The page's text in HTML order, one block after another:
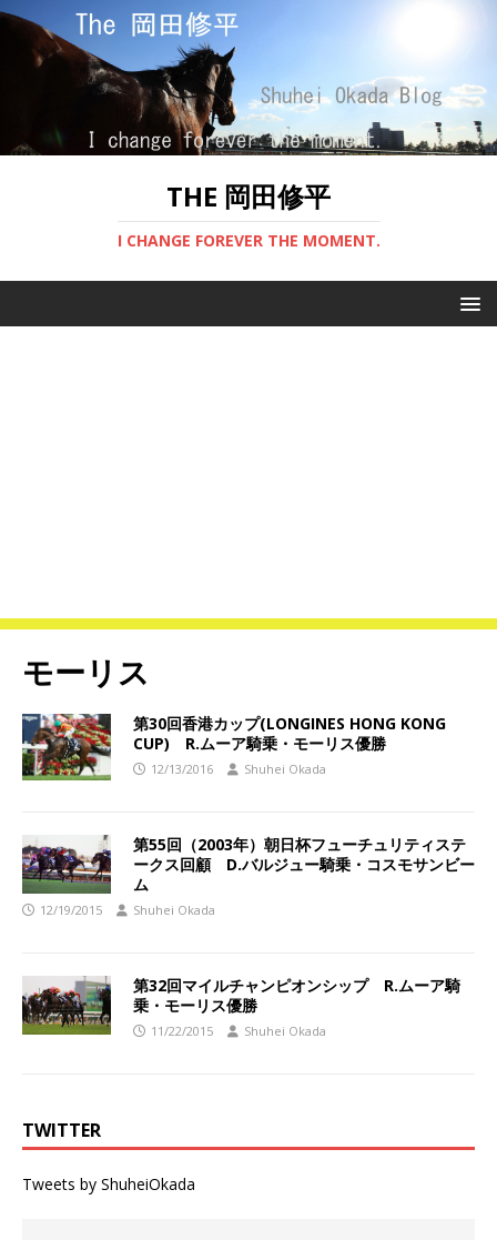
THE 岡田修平
I CHANGE FOREVER THE MOMENT.
モーリス
第30回香港カップ(LONGINES HONG KONG
CUP) R.ムーア騎乗・モーリス優勝
12/13/2016 Shuhei Okada
第55回（2003年）朝日杯フューチュリティステ
ークス回顧 D.バルジュー騎乗・コスモサンビー
ム
12/19/2015 Shuhei Okada
第32回マイルチャンピオンシップ R.ムーア騎
乗・モーリス優勝
11/22/2015 Shuhei Okada
TWITTER
Tweets by ShuheiOkada